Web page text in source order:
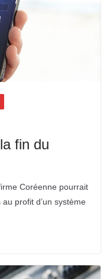
fin du
Coréenne pourrait
profit d’un système